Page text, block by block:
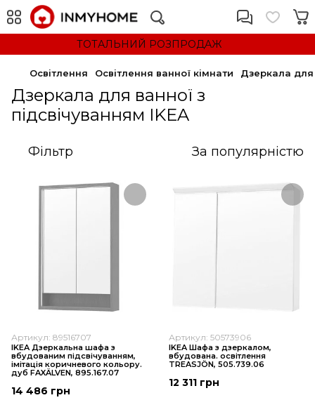
ТОТАЛЬНИЙ РОЗПРОДАЖ
Освітлення Освітлення ванної кімнати Дзеркала для
Дзеркала для ванної з
підсвічуванням IKEA
Фільтр За популярністю
Артикул: 89516707
IKEA Дзеркальна шафа з
вбудованим підсвічуванням,
імітація коричневого кольору.
дуб FAXÄLVEN, 895.167.07
14 486 грн
Артикул: 50573906
IKEA Шафа з дзеркалом,
вбудована. освітлення
TREASJÖN, 505.739.06
12 311 грн